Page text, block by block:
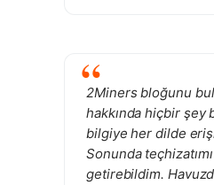
2Miners bloğunu
hakkında hiçbir şey
bilgiye her dilde
Sonunda
getirebildim.